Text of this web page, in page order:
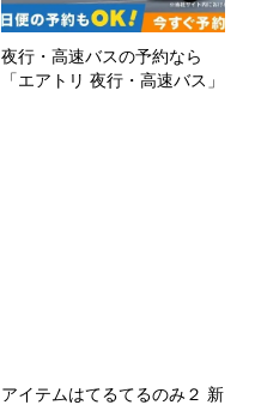
夜行・高速バスの予約なら
「エアトリ 夜行・高速バス」
アイテムはてるてるのみ２ 新